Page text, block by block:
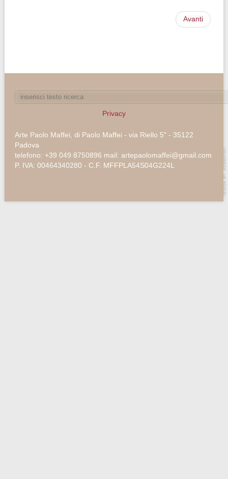
Avanti
Privacy
Arte Paolo Maffei, di Paolo Maffei - via Riello 5" - 35122
Padova
telefono: +39 049 8750896 mail: artepaolomaffei@gmail.com
P. IVA: 00464340280 - C.F. MFFPLA54S04G224L